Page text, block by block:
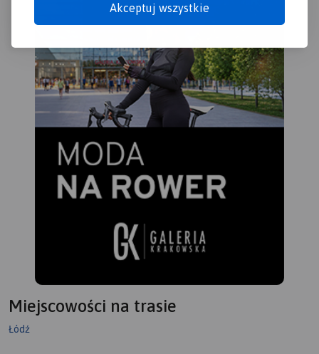
Akceptuj wszystkie
Miejscowości na trasie
Łódź